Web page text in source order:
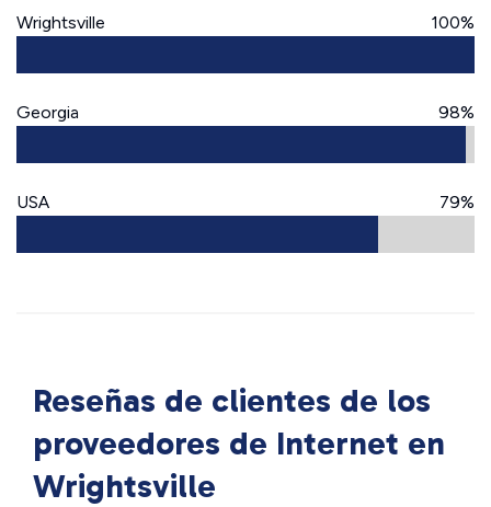
Wrightsville 100%
Georgia 98%
USA 79%
Reseñas de clientes de los
proveedores de Internet en
Wrightsville